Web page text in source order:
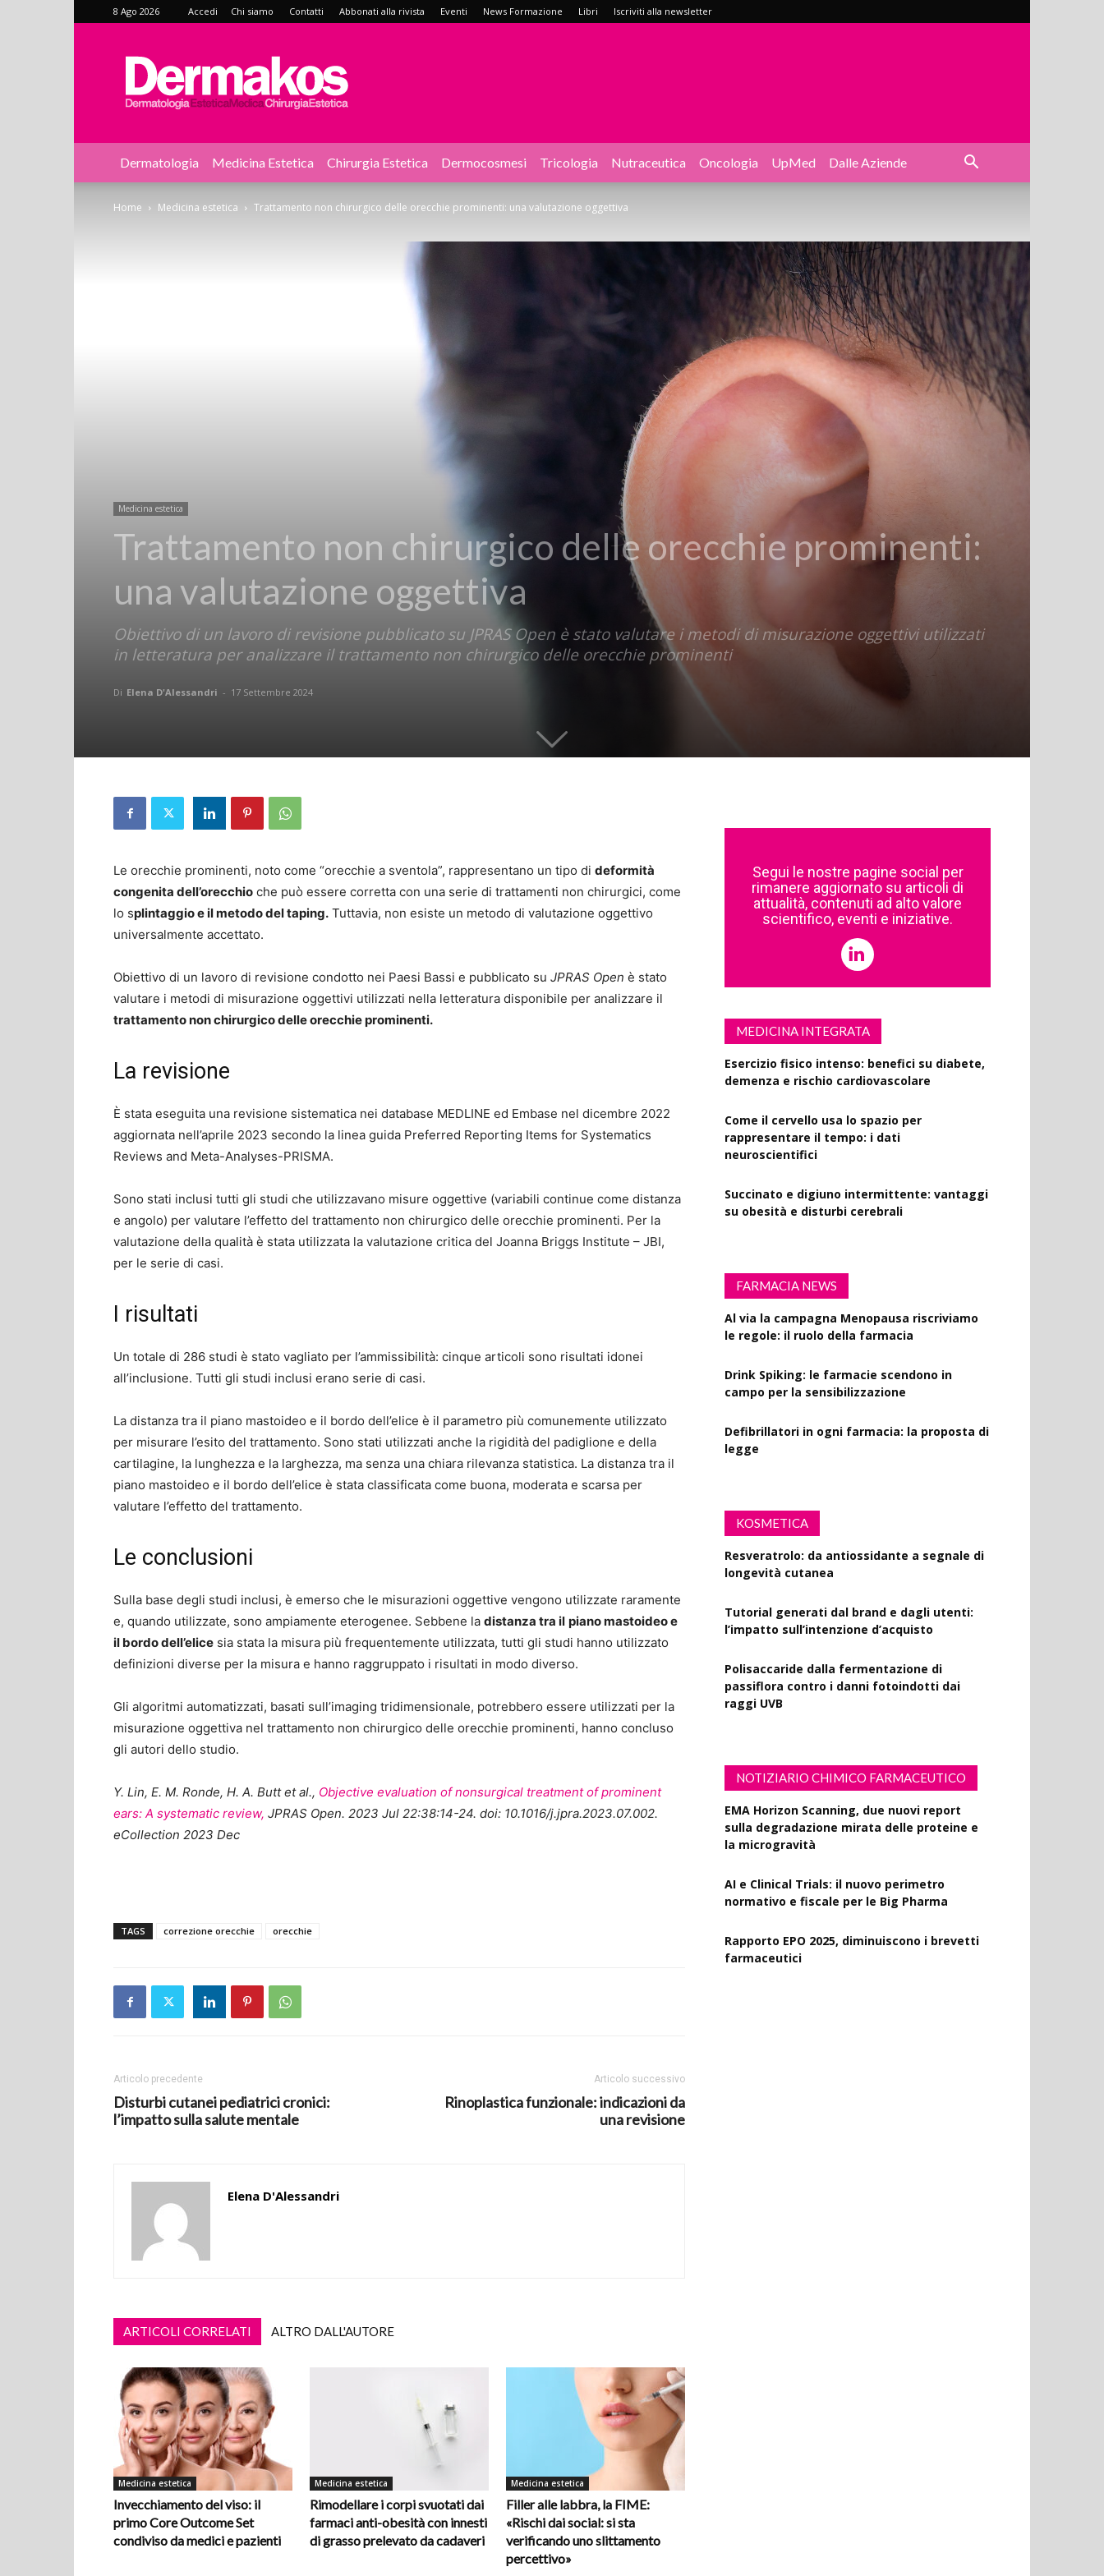
8 Ago 2026 Accedi Chi siamo Contatti Abbonati alla rivista Eventi News Formazione Libri Iscriviti alla newsletter
Dermakos
Dermatologia Medicina Estetica Chirurgia Estetica Dermocosmesi Tricologia Nutraceutica Oncologia UpMed Dalle Aziende
Home Medicina estetica Trattamento non chirurgico delle orecchie prominenti: una valutazione oggettiva
Medicina estetica
Trattamento non chirurgico delle orecchie prominenti:
una valutazione oggettiva
Obiettivo di un lavoro di revisione pubblicato su JPRAS Open è stato valutare i metodi di misurazione oggettivi utilizzati
in letteratura per analizzare il trattamento non chirurgico delle orecchie prominenti
Di Elena D'Alessandri - 17 Settembre 2024
Le orecchie prominenti, noto come “orecchie a sventola”, rappresentano un tipo di deformità
congenita dell’orecchio che può essere corretta con una serie di trattamenti non chirurgici, come
lo splintaggio e il metodo del taping. Tuttavia, non esiste un metodo di valutazione oggettivo
universalmente accettato.
Obiettivo di un lavoro di revisione condotto nei Paesi Bassi e pubblicato su JPRAS Open è stato
valutare i metodi di misurazione oggettivi utilizzati nella letteratura disponibile per analizzare il
trattamento non chirurgico delle orecchie prominenti.
La revisione
È stata eseguita una revisione sistematica nei database MEDLINE ed Embase nel dicembre 2022
aggiornata nell’aprile 2023 secondo la linea guida Preferred Reporting Items for Systematics
Reviews and Meta-Analyses-PRISMA.
Sono stati inclusi tutti gli studi che utilizzavano misure oggettive (variabili continue come distanza
e angolo) per valutare l’effetto del trattamento non chirurgico delle orecchie prominenti. Per la
valutazione della qualità è stata utilizzata la valutazione critica del Joanna Briggs Institute – JBI,
per le serie di casi.
I risultati
Un totale di 286 studi è stato vagliato per l’ammissibilità: cinque articoli sono risultati idonei
all’inclusione. Tutti gli studi inclusi erano serie di casi.
La distanza tra il piano mastoideo e il bordo dell’elice è il parametro più comunemente utilizzato
per misurare l’esito del trattamento. Sono stati utilizzati anche la rigidità del padiglione e della
cartilagine, la lunghezza e la larghezza, ma senza una chiara rilevanza statistica. La distanza tra il
piano mastoideo e il bordo dell’elice è stata classificata come buona, moderata e scarsa per
valutare l’effetto del trattamento.
Le conclusioni
Sulla base degli studi inclusi, è emerso che le misurazioni oggettive vengono utilizzate raramente
e, quando utilizzate, sono ampiamente eterogenee. Sebbene la distanza tra il piano mastoideo e
il bordo dell’elice sia stata la misura più frequentemente utilizzata, tutti gli studi hanno utilizzato
definizioni diverse per la misura e hanno raggruppato i risultati in modo diverso.
Gli algoritmi automatizzati, basati sull’imaging tridimensionale, potrebbero essere utilizzati per la
misurazione oggettiva nel trattamento non chirurgico delle orecchie prominenti, hanno concluso
gli autori dello studio.
Y. Lin, E. M. Ronde, H. A. Butt et al., Objective evaluation of nonsurgical treatment of prominent
ears: A systematic review, JPRAS Open. 2023 Jul 22:38:14-24. doi: 10.1016/j.jpra.2023.07.002.
eCollection 2023 Dec
TAGS correzione orecchie orecchie
Articolo precedente
Disturbi cutanei pediatrici cronici:
l’impatto sulla salute mentale
Articolo successivo
Rinoplastica funzionale: indicazioni da
una revisione
Elena D'Alessandri
ARTICOLI CORRELATI ALTRO DALL'AUTORE
Medicina estetica
Invecchiamento del viso: il
primo Core Outcome Set
condiviso da medici e pazienti
Medicina estetica
Rimodellare i corpi svuotati dai
farmaci anti-obesità con innesti
di grasso prelevato da cadaveri
Medicina estetica
Filler alle labbra, la FIME:
«Rischi dai social: si sta
verificando uno slittamento
percettivo»
Segui le nostre pagine social per
rimanere aggiornato su articoli di
attualità, contenuti ad alto valore
scientifico, eventi e iniziative.
MEDICINA INTEGRATA
Esercizio fisico intenso: benefici su diabete,
demenza e rischio cardiovascolare
Come il cervello usa lo spazio per
rappresentare il tempo: i dati
neuroscientifici
Succinato e digiuno intermittente: vantaggi
su obesità e disturbi cerebrali
FARMACIA NEWS
Al via la campagna Menopausa riscriviamo
le regole: il ruolo della farmacia
Drink Spiking: le farmacie scendono in
campo per la sensibilizzazione
Defibrillatori in ogni farmacia: la proposta di
legge
KOSMETICA
Resveratrolo: da antiossidante a segnale di
longevità cutanea
Tutorial generati dal brand e dagli utenti:
l’impatto sull’intenzione d’acquisto
Polisaccaride dalla fermentazione di
passiflora contro i danni fotoindotti dai
raggi UVB
NOTIZIARIO CHIMICO FARMACEUTICO
EMA Horizon Scanning, due nuovi report
sulla degradazione mirata delle proteine e
la microgravità
AI e Clinical Trials: il nuovo perimetro
normativo e fiscale per le Big Pharma
Rapporto EPO 2025, diminuiscono i brevetti
farmaceutici